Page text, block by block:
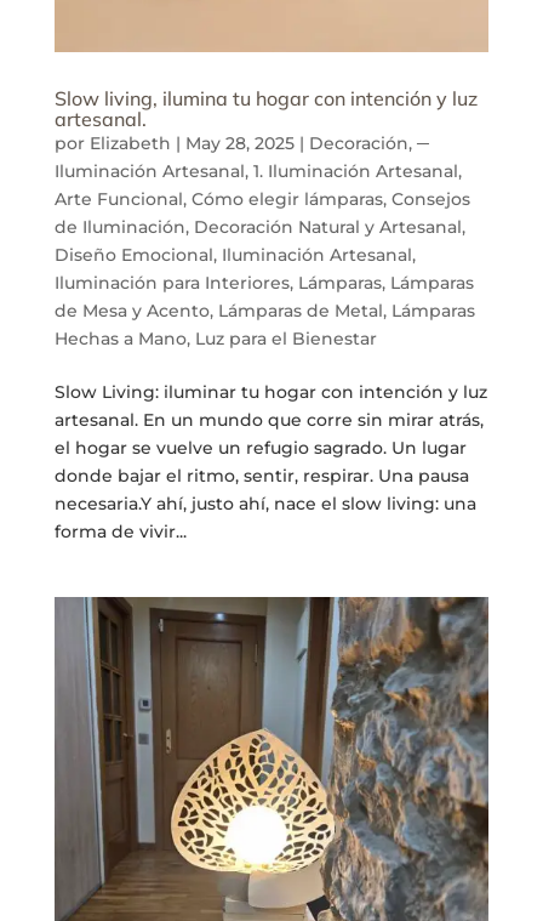
Slow living, ilumina tu hogar con intención y luz
artesanal.
por Elizabeth | May 28, 2025| Decoración, ─
Iluminación Artesanal, 1. Iluminación Artesanal,
Arte Funcional, Cómo elegir lámparas, Consejos
de Iluminación, Decoración Natural y Artesanal,
Diseño Emocional, Iluminación Artesanal,
Iluminación para Interiores, Lámparas, Lámparas
de Mesa y Acento, Lámparas de Metal, Lámparas
Hechas a Mano, Luz para el Bienestar
Slow Living: iluminar tu hogar con intención y luz
artesanal. En un mundo que corre sin mirar atrás,
el hogar se vuelve un refugio sagrado. Un lugar
donde bajar el ritmo, sentir, respirar. Una pausa
necesaria.Y ahí, justo ahí, nace el slow living: una
forma de vivir...